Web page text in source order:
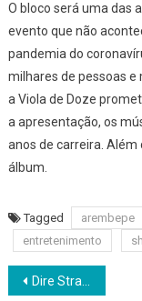
O bloco será uma das
evento que não
pandemia do
milhares de pessoas e
a Viola de Doze
a apresentação, os
anos de carreira.
álbum.
Tagged arembepe
entretenimento
Navegação
Dire Straits Legacy – Britânicos se apresentam no Armazém Convention, em Lauro de Freitas